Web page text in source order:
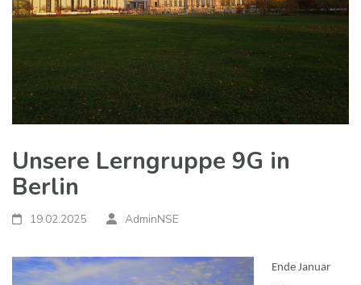
Unsere Lerngruppe 9G in
Berlin
19.02.2025 AdminNSE
Ende Januar